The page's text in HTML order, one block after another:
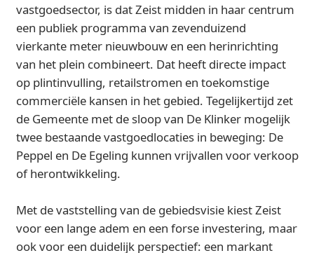
vastgoedsector, is dat Zeist midden in haar centrum
een publiek programma van zevenduizend
vierkante meter nieuwbouw en een herinrichting
van het plein combineert. Dat heeft directe impact
op plintinvulling, retailstromen en toekomstige
commerciële kansen in het gebied. Tegelijkertijd zet
de Gemeente met de sloop van De Klinker mogelijk
twee bestaande vastgoedlocaties in beweging: De
Peppel en De Egeling kunnen vrijvallen voor verkoop
of herontwikkeling.
Met de vaststelling van de gebiedsvisie kiest Zeist
voor een lange adem en een forse investering, maar
ook voor een duidelijk perspectief: een markant